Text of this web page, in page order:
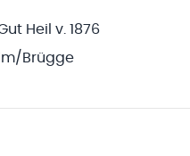
Heil v. 1876
Brügge